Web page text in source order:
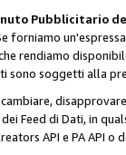
Pubblicitario
Se forniamo
rendiamo
sono soggetti alla
dei Feed di Dati, in
API e PA API